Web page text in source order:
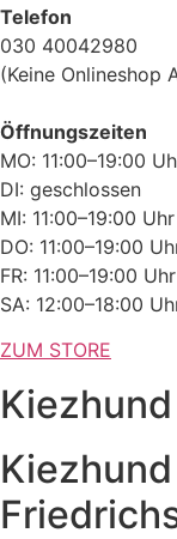
Telefon
030 40042980
(Keine Onlineshop
Öffnungszeiten
MO: 11:00–19:00
DI: geschlossen
MI: 11:00–19:00 Uhr
DO: 11:00–19:00
FR: 11:00–19:00 Uhr
SA: 12:00–18:00
ZUM STORE